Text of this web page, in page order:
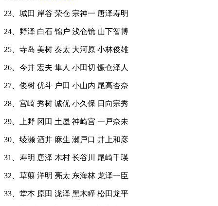
23、城田 岸谷 荣仓 宗神一 唐泽寿明
24、野泽 白石 锦户 浅仓镜 山下智博
25、寺岛 美树 奏太 大河原 小林俊雄
26、今井 宏夫 隼人 小田切 镰仓泽人
27、俊树 优斗 户田 小山内 尾高杏奈
28、宫崎 秀树 诚优 小久保 日向宗秀
29、上野 冈田 土屋 神崎宫 一戸奈未
30、绫濑 酒井 麻生 瀬戸口 井上和彦
31、寿明 唐泽 木村 长谷川 尾崎千瑛
32、草翦 洋明 亮太 东海林 龙泽一臣
33、堂本 原田 泷泽 黑木瞳 松田龙平